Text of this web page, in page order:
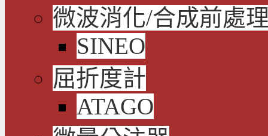
微波消化/合成前處
SINEO
屈折度計
ATAGO